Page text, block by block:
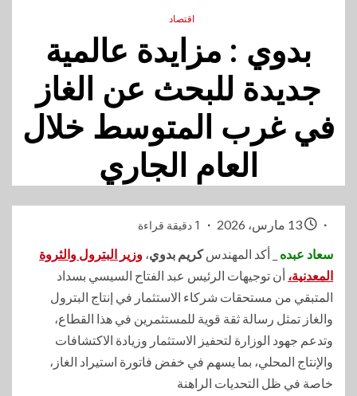
اقتصاد
بدوي : مزايدة عالمية
جديدة للبحث عن الغاز
في غرب المتوسط خلال
العام الجاري
1 دقيقة قراءة
سعاد عبده _ أكد المهندسكريم بدوي، وزير البترول والثروة
المعدنية، أن توجيهات الرئيس عبد الفتاح السيسي بسداد
المتبقي من مستحقات شركاء الاستثمار في إنتاج البترول
والغاز تمثل رسالة ثقة قوية للمستثمرين في هذا القطاع،
وتدعم جهود الوزارة لتحفيز الاستثمار وزيادة الاكتشافات
والإنتاج المحلي، بما يسهم في خفض فاتورة استيراد الغاز،
خاصة في ظل التحديات الراهنة